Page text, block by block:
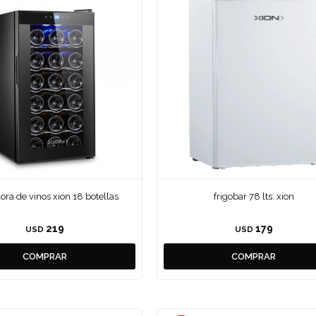
de vinos xion 18 botellas
USD 219
frigobar 78 lts. xion
USD 179